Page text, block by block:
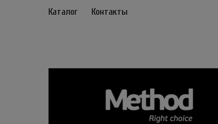
Каталог Контакты